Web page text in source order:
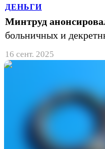
ДЕНЬГИ
Минтруд
больничных и
16 сент. 2025